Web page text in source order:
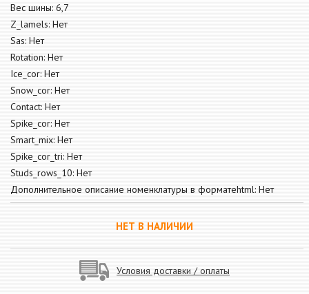
Вес шины: 6,7
Z_lamels: Нет
Sas: Нет
Rotation: Нет
Ice_cor: Нет
Snow_cor: Нет
Contact: Нет
Spike_cor: Нет
Smart_mix: Нет
Spike_cor_tri: Нет
Studs_rows_10: Нет
Дополнительное описание номенклатуры в форматеhtml: Нет
НЕТ В НАЛИЧИИ
Условия доставки / оплаты